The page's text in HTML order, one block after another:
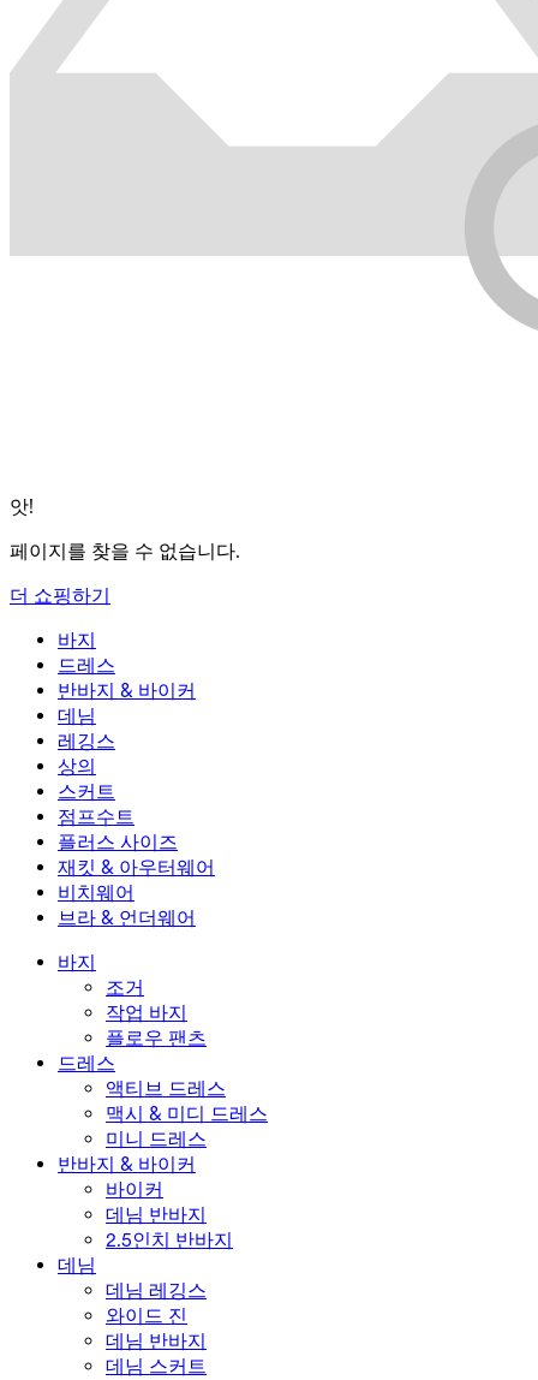
앗!
페이지를 찾을 수 없습니다.
더 쇼핑하기
바지
바지
조거
작업 바지
플로우 팬츠
드레스
드레스
액티브 드레스
맥시 & 미디 드레스
미니 드레스
반바지 & 바이커
반바지 & 바이커
바이커
데님 반바지
2.5인치 반바지
데님
데님
데님 레깅스
와이드 진
데님 반바지
데님 스커트
레깅스
레깅스
데님 레깅스
힙업 레깅스
요가 레깅스
상의
상의
스포츠 브라
티셔츠
스커트
스커트
액티브 스커트
미니 스커트
맥시 & 미디 스커트
점프수트
점프수트
오버롤
롬퍼
플러스 사이즈
플러스 사이즈
플러스 사이즈 하의
플러스 사이즈 상의
플러스 사이즈 드레스
재킷 & 아우터웨어
재킷 & 아우터웨어
재킷 & 아우터웨어
아우터웨어
비치웨어
비치웨어
수영복 상의
수영복 세트
브라 & 언더웨어
브라 & 언더웨어
언더웨어
바지
조거
작업 바지
플로우 팬츠
드레스
액티브 드레스
맥시 & 미디 드레스
미니 드레스
반바지 & 바이커
바이커
데님 반바지
2.5인치 반바지
데님
데님 레깅스
와이드 진
데님 반바지
데님 스커트